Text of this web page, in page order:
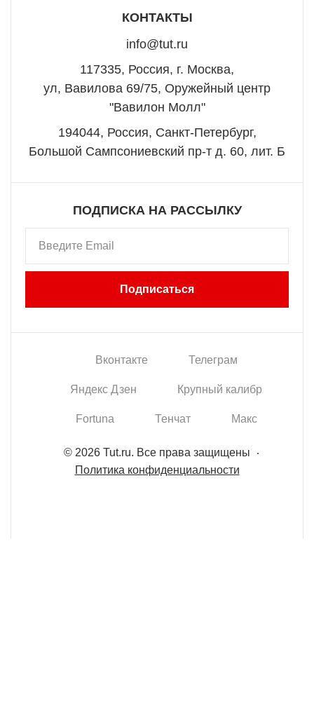
КОНТАКТЫ
info@tut.ru
117335, Россия, г. Москва,
ул, Вавилова 69/75, Оружейный центр
"Вавилон Молл"
194044, Россия, Санкт-Петербург,
Большой Сампсониевский пр-т д. 60, лит. Б
ПОДПИСКА НА РАССЫЛКУ
Подписаться
Вконтакте Телеграм
Яндекс Дзен Крупный калибр
Fortuna Тенчат Макс
© 2026 Tut.ru. Все права защищены
Политика конфиденциальности